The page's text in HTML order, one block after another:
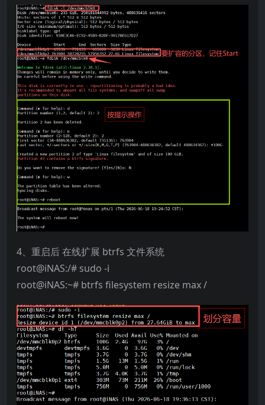
4、重启后 在线扩展 btrfs 文件系统
root@iNAS:/# sudo -i
root@iNAS:~# btrfs filesystem resize max /